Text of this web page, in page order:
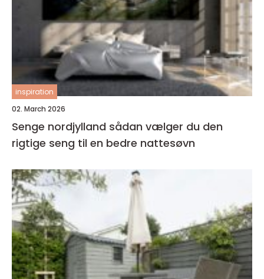
inspiration
02. March 2026
Senge nordjylland sådan vælger du den
rigtige seng til en bedre nattesøvn